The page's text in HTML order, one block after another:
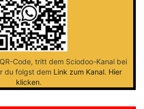
Code, tritt dem Sciodoo-Kanal bei
du folgst dem Link zum Kanal. Hier
klicken.